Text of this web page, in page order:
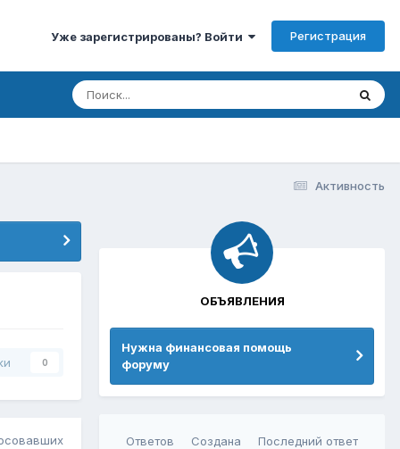
Уже зарегистрированы? Войти Регистрация
Активность
0
ОБЪЯВЛЕНИЯ
Нужна финансовая помощь
форуму
Ответов Создана Последний ответ